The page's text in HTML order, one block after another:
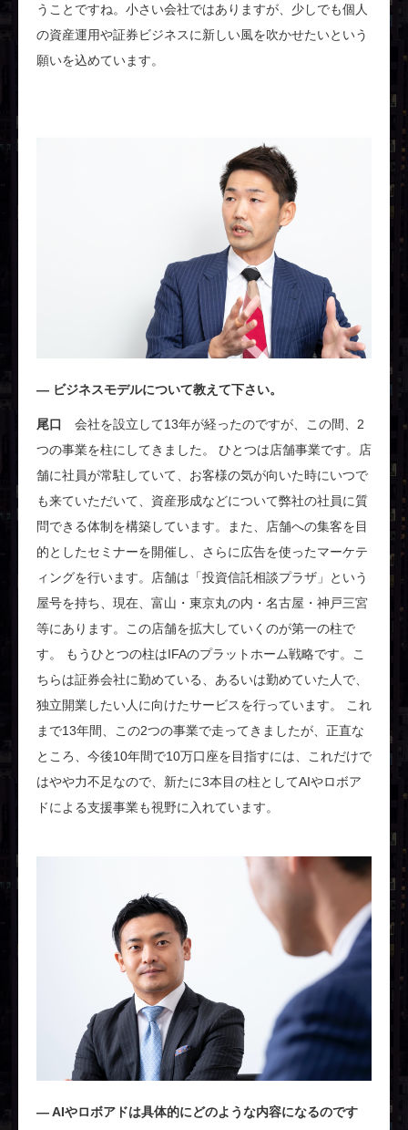
うことですね。小さい会社ではありますが、少しでも個人
の資産運用や証券ビジネスに新しい風を吹かせたいという
願いを込めています。
ビジネスモデルについて教えて下さい。
尾口
会社を設立して13年が経ったのですが、この間、2
つの事業を柱にしてきました。 ひとつは店舗事業です。店
舗に社員が常駐していて、お客様の気が向いた時にいつで
も来ていただいて、資産形成などについて弊社の社員に質
問できる体制を構築しています。また、店舗への集客を目
的としたセミナーを開催し、さらに広告を使ったマーケテ
ィングを行います。店舗は「投資信託相談プラザ」という
屋号を持ち、現在、富山・東京丸の内・名古屋・神戸三宮
等にあります。この店舗を拡大していくのが第一の柱で
す。 もうひとつの柱はIFAのプラットホーム戦略です。こ
ちらは証券会社に勤めている、あるいは勤めていた人で、
独立開業したい人に向けたサービスを行っています。 これ
まで13年間、この2つの事業で走ってきましたが、正直な
ところ、今後10年間で10万口座を目指すには、これだけで
はやや力不足なので、新たに3本目の柱としてAIやロボア
ドによる支援事業も視野に入れています。
AIやロボアドは具体的にどのような内容になるのです